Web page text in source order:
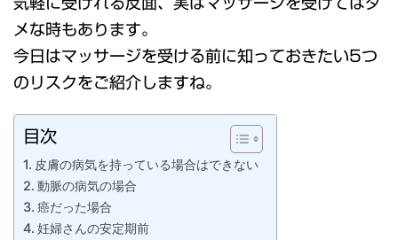
メな時もあります。
今日はマッサージを受ける前に知っておきたい5つ
のリスクをご紹介しますね。
目次
皮膚の病気を持っている場合はできない
動脈の病気の場合
癌だった場合
妊婦さんの安定期前